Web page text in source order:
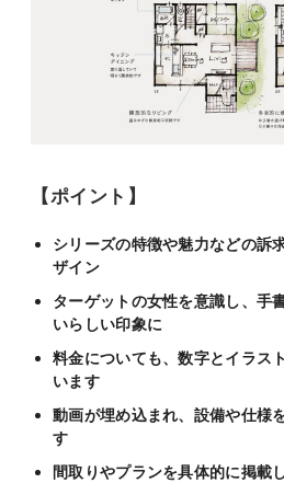
【ポイント】
シリーズの特徴や魅力などの訴
ザイン
ターゲットの女性を意識し、 手
いらしい印象に
料金についても、数字とイラス
います
動画が埋め込まれ、設備や仕様
す
間取りやプランを具体的に掲載